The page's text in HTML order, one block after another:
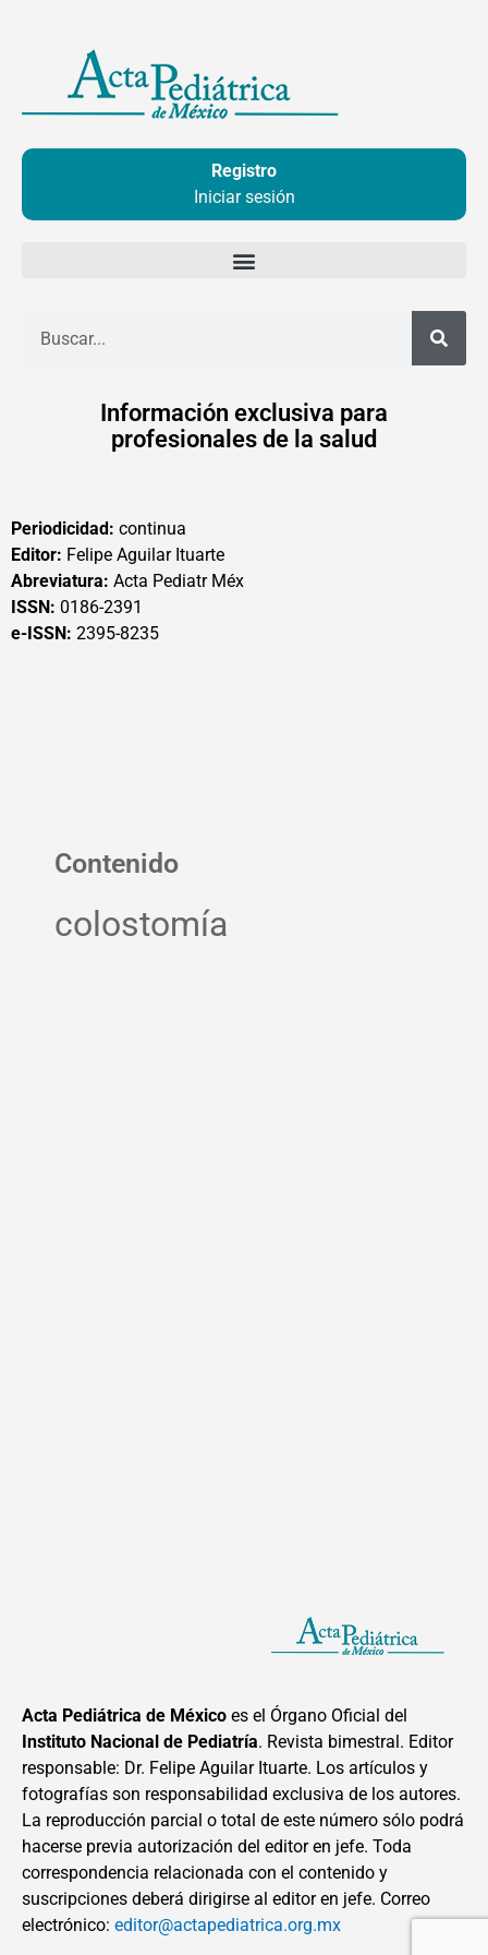
contenido
Registro
Iniciar sesión
Información exclusiva para
profesionales de la salud
Periodicidad: continua
Editor: Felipe Aguilar Ituarte
Abreviatura: Acta Pediatr Méx
ISSN: 0186-2391
e-ISSN: 2395-8235
Contenido
colostomía
Acta Pediátrica de México es el Órgano Oficial del
Instituto Nacional de Pediatría. Revista bimestral. Editor
responsable: Dr. Felipe Aguilar Ituarte. Los artículos y
fotografías son responsabilidad exclusiva de los autores.
La reproducción parcial o total de este número sólo podrá
hacerse previa autorización del editor en jefe. Toda
correspondencia relacionada con el contenido y
suscripciones deberá dirigirse al editor en jefe. Correo
electrónico: editor@actapediatrica.org.mx